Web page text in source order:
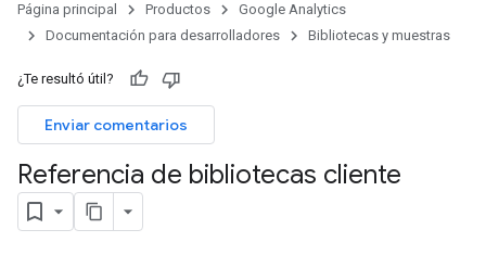
Página principal Productos
Google Analytics
Documentación para desarrolladores
Bibliotecas y muestras
¿Te resultó útil?
Enviar comentarios
Referencia de bibliotecas cliente